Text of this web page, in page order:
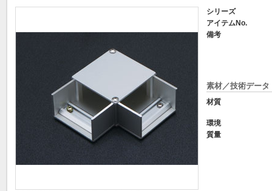
シリーズ
アイテムNo.
備考
素材／技術データ
材質
環境
質量